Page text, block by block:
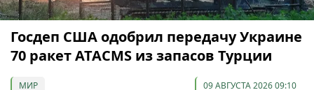
Госдеп США одобрил передачу Украине
70 ракет ATACMS из запасов Турции
МИР 09 АВГУСТА 2026 09:10